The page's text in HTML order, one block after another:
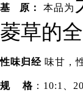
基 原： 本品为
菱草的全
性味归经 味甘，
规 格 ： 10:1、